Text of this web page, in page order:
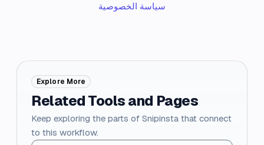
سياسة الخصوصية
Explore More
Related Tools and Pages
Keep exploring the parts of Snipinsta that connect
to this workflow.